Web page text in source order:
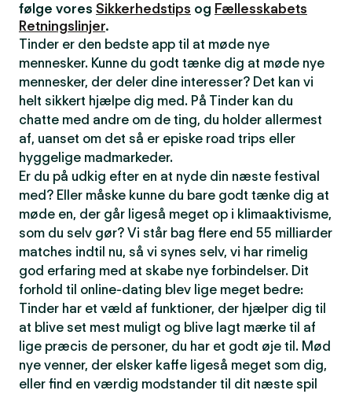
følge vores Sikkerhedstips og Fællesskabets
Retningslinjer.
Tinder er den bedste app til at møde nye
mennesker. Kunne du godt tænke dig at møde nye
mennesker, der deler dine interesser? Det kan vi
helt sikkert hjælpe dig med. På Tinder kan du
chatte med andre om de ting, du holder allermest
af, uanset om det så er episke road trips eller
hyggelige madmarkeder.
Er du på udkig efter en at nyde din næste festival
med? Eller måske kunne du bare godt tænke dig at
møde en, der går ligeså meget op i klimaaktivisme,
som du selv gør? Vi står bag flere end 55 milliarder
matches indtil nu, så vi synes selv, vi har rimelig
god erfaring med at skabe nye forbindelser. Dit
forhold til online-dating blev lige meget bedre:
Tinder har et væld af funktioner, der hjælper dig til
at blive set mest muligt og blive lagt mærke til af
lige præcis de personer, du har et godt øje til. Mød
nye venner, der elsker kaffe ligeså meget som dig,
eller find en værdig modstander til dit næste spil